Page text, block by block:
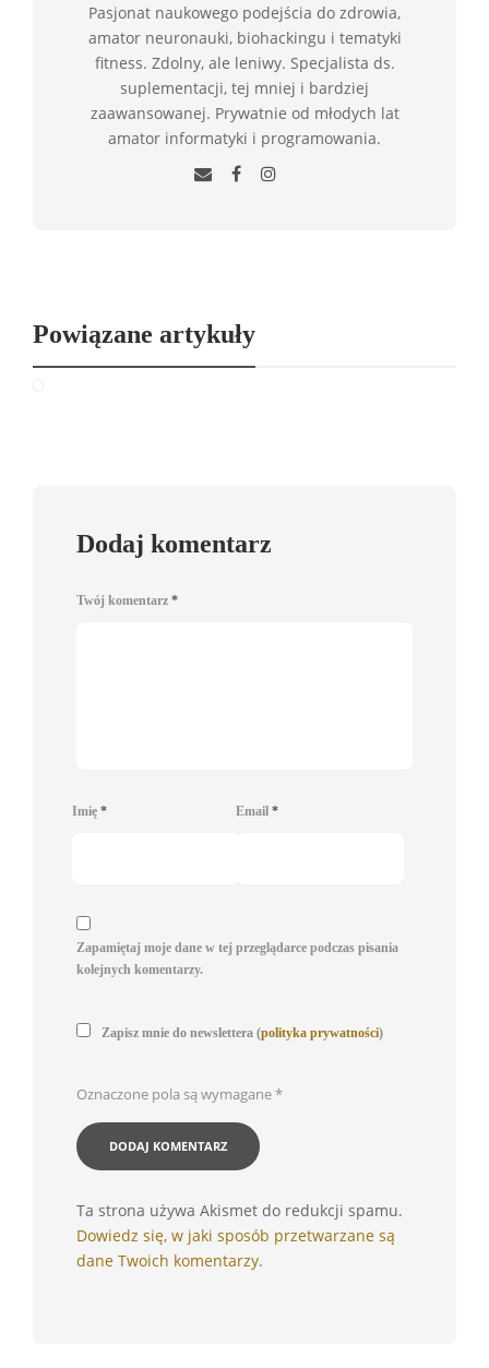
Pasjonat naukowego podejścia do zdrowia,
amator neuronauki, biohackingu i tematyki
fitness. Zdolny, ale leniwy. Specjalista ds.
suplementacji, tej mniej i bardziej
zaawansowanej. Prywatnie od młodych lat
amator informatyki i programowania.
Powiązane artykuły
Dodaj komentarz
Twój komentarz *
Imię * Email *
Zapamiętaj moje dane w tej przeglądarce podczas pisania
kolejnych komentarzy.
Zapisz mnie do newslettera (polityka prywatności)
Oznaczone pola są wymagane*
Ta strona używa Akismet do redukcji spamu.
Dowiedz się, w jaki sposób przetwarzane są
dane Twoich komentarzy.